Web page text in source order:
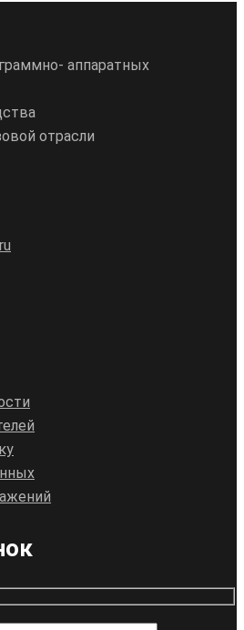
аппаратных
отрасли